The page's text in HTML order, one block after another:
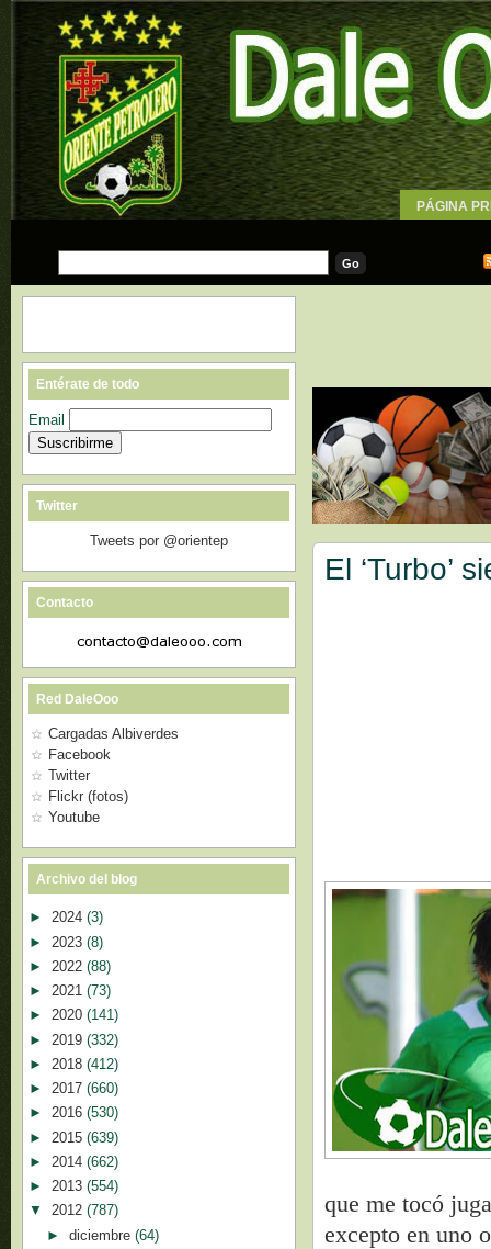
PÁGINA
El ‘Turbo’
que me tocó
excepto en uno
Entérate de todo
Email
Twitter
Tweets por @orientep
Contacto
Red DaleOoo
Cargadas Albiverdes
Facebook
Twitter
Flickr (fotos)
Youtube
Archivo del blog
► 2024 (3)
► 2023 (8)
► 2022 (88)
► 2021 (73)
► 2020 (141)
► 2019 (332)
► 2018 (412)
► 2017 (660)
► 2016 (530)
► 2015 (639)
► 2014 (662)
► 2013 (554)
▼ 2012 (787)
► diciembre (64)